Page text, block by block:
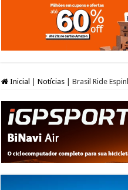
Inicial Notícias Brasil Ride